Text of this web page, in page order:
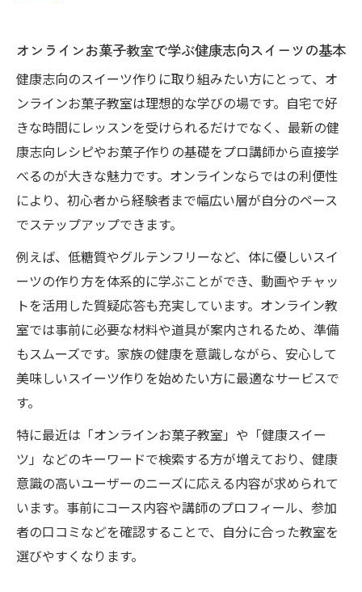
オンラインお菓子教室で学ぶ健康志向スイーツの基本
健康志向のスイーツ作りに取り組みたい方にとって、オ
ンラインお菓子教室は理想的な学びの場です。自宅で好
きな時間にレッスンを受けられるだけでなく、最新の健
康志向レシピやお菓子作りの基礎をプロ講師から直接学
べるのが大きな魅力です。オンラインならではの利便性
により、初心者から経験者まで幅広い層が自分のペース
でステップアップできます。
例えば、低糖質やグルテンフリーなど、体に優しいスイ
ーツの作り方を体系的に学ぶことができ、動画やチャッ
トを活用した質疑応答も充実しています。オンライン教
室では事前に必要な材料や道具が案内されるため、準備
もスムーズです。家族の健康を意識しながら、安心して
美味しいスイーツ作りを始めたい方に最適なサービスで
す。
特に最近は「オンラインお菓子教室」や「健康スイー
ツ」などのキーワードで検索する方が増えており、健康
意識の高いユーザーのニーズに応える内容が求められて
います。事前にコース内容や講師のプロフィール、参加
者の口コミなどを確認することで、自分に合った教室を
選びやすくなります。